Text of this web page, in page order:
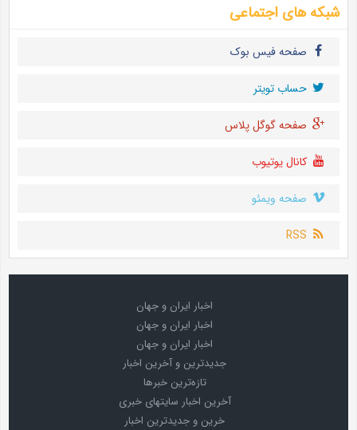
شبکه های اجتماعی
صفحه فیس بوک
حساب تويتر
صفحه گوگل پلاس
کانال یوتیوب
صفحه ویمئو
RSS
اخبار ایران و جهان
اخبار ایران و جهان
اخبار ایران و جهان
جدیدترین و آخرین اخبار
تازه‌ترین خبرها
آخرین اخبار سایتهای خبری
خرین و جدیدترین اخبار